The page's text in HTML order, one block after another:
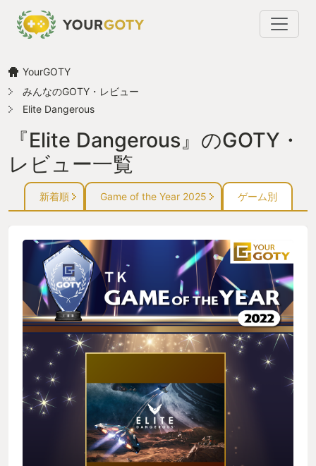
YourGOTY
みんなのGOTY・レビュー
Elite Dangerous
『Elite Dangerous』のGOTY・
レビュー一覧
新着順 Game of the Year 2025 ゲーム別